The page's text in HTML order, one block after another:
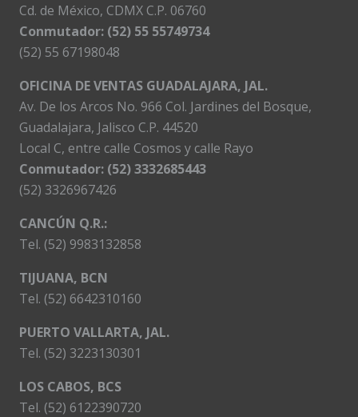
Cd. de México, CDMX C.P. 06760
Conmutador: (52) 55 55749734
(52) 55 67198048
OFICINA DE VENTAS GUADALAJARA, JAL.
Av. De los Arcos No. 966 Col. Jardines del Bosque,
Guadalajara, Jalisco C.P. 44520
Local C, entre calle Cosmos y calle Rayo
Conmutador: (52) 3332685443
(52) 3326967426
CANCÚN Q.R.:
Tel. (52) 9983132858
TIJUANA, BCN
Tel. (52) 6642310160
PUERTO VALLARTA, JAL.
Tel. (52) 3223130301
LOS CABOS, BCS
Tel. (52) 6122390720